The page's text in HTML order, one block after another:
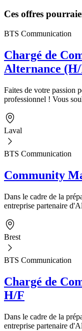
Ces offres
BTS Communication
Chargé de
Alternance
Faites de votre passion
professionnel ! Vous
Laval
BTS Communication
Community
Dans le cadre de la
entreprise partenaire
Brest
BTS Communication
Chargé de
H/F
Dans le cadre de la
entreprise partenaire